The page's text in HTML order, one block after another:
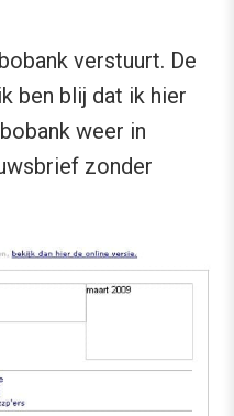
verstuurt. De
ben blij dat ik hier
weer in
zonder